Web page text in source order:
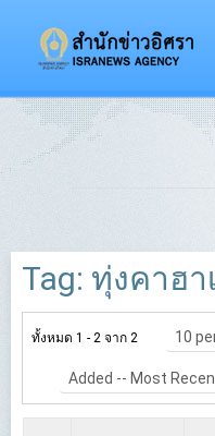
Tag: ทุ่งคาฮา
ทั้งหมด 1 - 2 จาก 2